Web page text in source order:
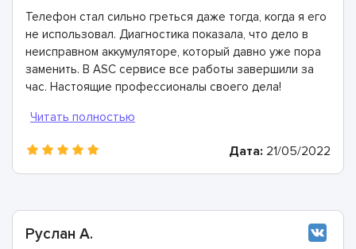
Телефон стал сильно греться даже тогда, когда я его
не использовал. Диагностика показала, что дело в
неисправном аккумуляторе, который давно уже пора
заменить. В ASC сервисе все работы завершили за
час. Настоящие профессионалы своего дела!
Дата: 21/05/2022
Руслан А.